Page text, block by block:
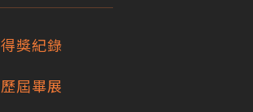
得獎紀錄
歷屆畢展